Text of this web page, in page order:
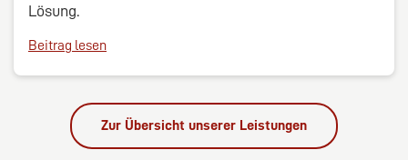
Lösung.
Beitrag lesen
Zur Übersicht unserer Leistungen